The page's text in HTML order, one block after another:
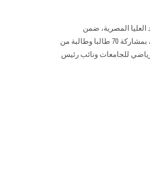
المصرية، ضمن
فعاليات دورة الشهيد الرفاعي(49) في رحاب جامعة المنوفية، بمشاركة 70 طالبا وطالبة من
للجامعات ونائب رئيس